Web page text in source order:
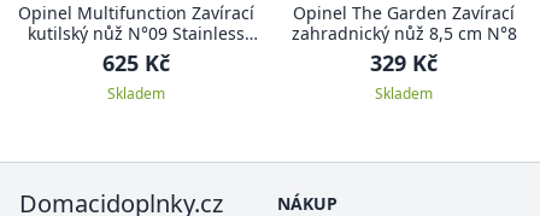
Opinel Multifunction Zavírací
kutilský nůž N°09 Stainless
Steel, DIY žlutý, blistr - Opinel
625 Kč
Skladem
Opinel The Garden Zavírací
zahradnický nůž 8,5 cm N°8
329 Kč
Skladem
Domacidoplnky.cz
NÁKUP